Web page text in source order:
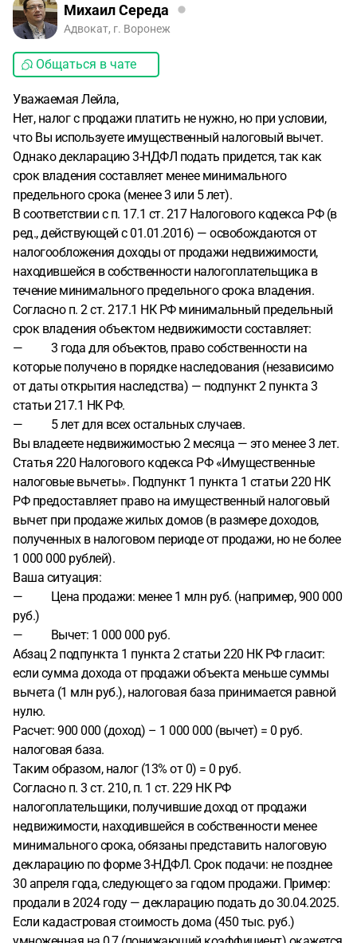
Михаил Середа
Адвокат, г. Воронеж
Общаться в чате
Уважаемая Лейла,
Нет, налог с продажи платить не нужно, но при условии,
что Вы используете имущественный налоговый вычет.
Однако декларацию 3-НДФЛ подать придется, так как
срок владения составляет менее минимального
предельного срока (менее 3 или 5 лет).
В соответствии с п. 17.1 ст. 217 Налогового кодекса РФ (в
ред., действующей с 01.01.2016) — освобождаются от
налогообложения доходы от продажи недвижимости,
находившейся в собственности налогоплательщика в
течение минимального предельного срока владения.
Согласно п. 2 ст. 217.1 НК РФ минимальный предельный
срок владения объектом недвижимости составляет:
— 3 года для объектов, право собственности на
которые получено в порядке наследования (независимо
от даты открытия наследства) — подпункт 2 пункта 3
статьи 217.1 НК РФ.
— 5 лет для всех остальных случаев.
Вы владеете недвижимостью 2 месяца — это менее 3 лет.
Статья 220 Налогового кодекса РФ «Имущественные
налоговые вычеты». Подпункт 1 пункта 1 статьи 220 НК
РФ предоставляет право на имущественный налоговый
вычет при продаже жилых домов (в размере доходов,
полученных в налоговом периоде от продажи, но не более
1 000 000 рублей).
Ваша ситуация:
— Цена продажи: менее 1 млн руб. (например, 900 000
руб.)
— Вычет: 1 000 000 руб.
Абзац 2 подпункта 1 пункта 2 статьи 220 НК РФ гласит:
если сумма дохода от продажи объекта меньше суммы
вычета (1 млн руб.), налоговая база принимается равной
нулю.
Расчет: 900 000 (доход) – 1 000 000 (вычет) = 0 руб.
налоговая база.
Таким образом, налог (13% от 0) = 0 руб.
Согласно п. 3 ст. 210, п. 1 ст. 229 НК РФ
налогоплательщики, получившие доход от продажи
недвижимости, находившейся в собственности менее
минимального срока, обязаны представить налоговую
декларацию по форме 3-НДФЛ. Срок подачи: не позднее
30 апреля года, следующего за годом продажи. Пример:
продали в 2024 году — декларацию подать до 30.04.2025.
Если кадастровая стоимость дома (450 тыс. руб.)